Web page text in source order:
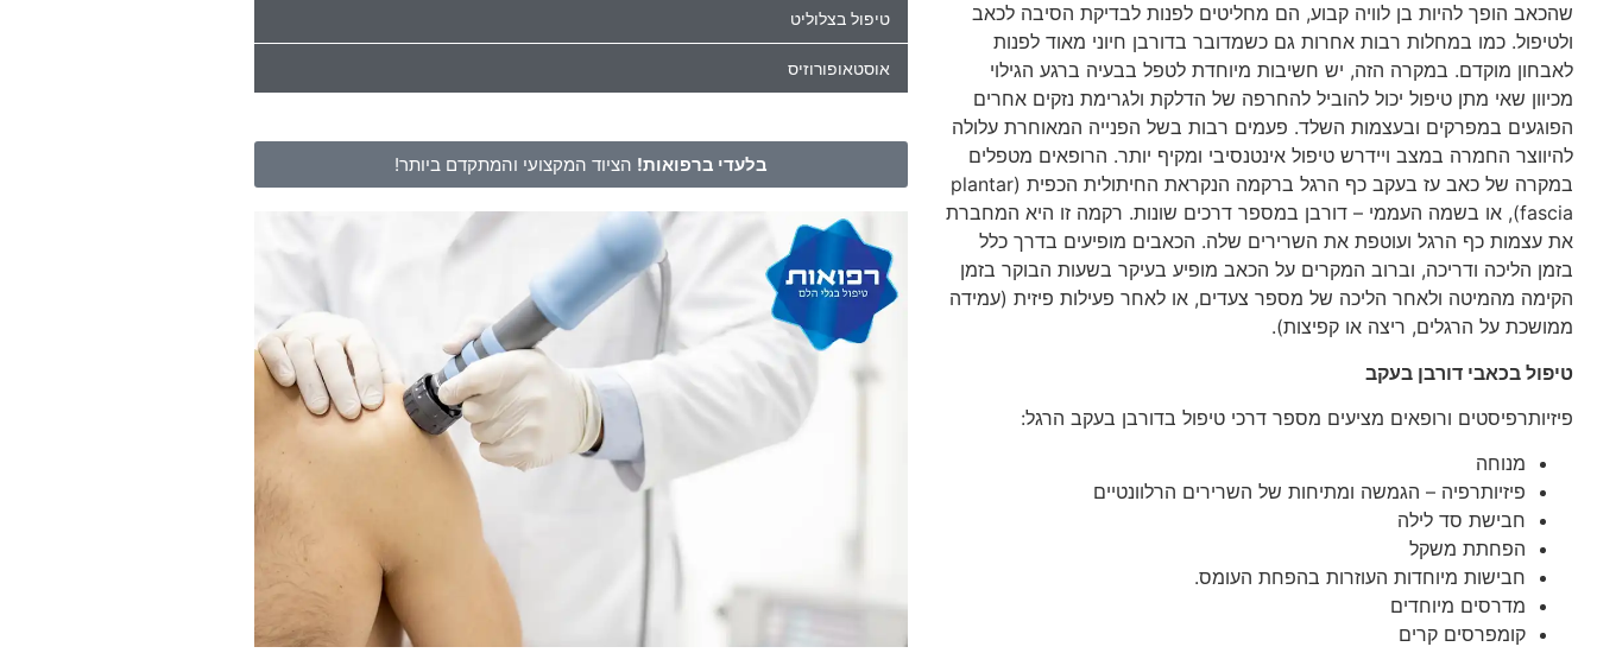
שהכאב הופך להיות בן לוויה קבוע, הם מחליטים לפנות לבדיקת הסיבה לכאב
ולטיפול. כמו במחלות רבות אחרות גם כשמדובר בדורבן חיוני מאוד לפנות
לאבחון מוקדם. במקרה הזה, יש חשיבות מיוחדת לטפל בבעיה ברגע הגילוי
מכיוון שאי מתן טיפול יכול להוביל להחרפה של הדלקת ולגרימת נזקים אחרים
הפוגעים במפרקים ובעצמות השלד. פעמים רבות בשל הפנייה המאוחרת עלולה
להיווצר החמרה במצב ויידרש טיפול אינטנסיבי ומקיף יותר. הרופאים מטפלים
במקרה של כאב עז בעקב כף הרגל ברקמה הנקראת החיתולית הכפית (plantar
fascia), או בשמה העממי – דורבן במספר דרכים שונות. רקמה זו היא המחברת
את עצמות כף הרגל ועוטפת את השרירים שלה. הכאבים מופיעים בדרך כלל
בזמן הליכה ודריכה, וברוב המקרים על הכאב מופיע בעיקר בשעות הבוקר בזמן
הקימה מהמיטה ולאחר הליכה של מספר צעדים, או לאחר פעילות פיזית (עמידה
ממושכת על הרגלים, ריצה או קפיצות).
טיפול בכאבי דורבן בעקב
פיזיותרפיסטים ורופאים מציעים מספר דרכי טיפול בדורבן בעקב הרגל:
מנוחה
פיזיותרפיה – הגמשה ומתיחות של השרירים הרלוונטיים
חבישת סד לילה
הפחתת משקל
חבישות מיוחדות העוזרות בהפחת העומס.
מדרסים מיוחדים
קומפרסים קרים
טיפול בצלוליט
אוסטאופורוזיס
בלעדי ברפואות! הציוד המקצועי והמתקדם ביותר!